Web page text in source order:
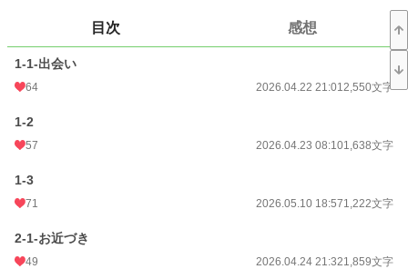
45,816
更新日時
初回公開日時
初回完結日時
月間ポイント
目次 感想
1-1-出会い
64 2026.04.22 21:012,550文字
1-2
57 2026.04.23 08:101,638文字
1-3
71 2026.05.10 18:571,222文字
2-1-お近づき
49 2026.04.24 21:321,859文字